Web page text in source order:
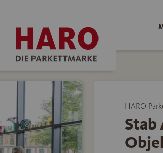
HARO
Stab